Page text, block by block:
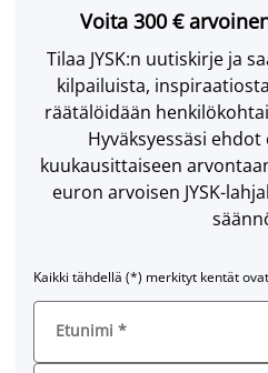
Voita 300 €
Tilaa JYSK:n uutiskirje ja
kilpailuista,
räätälöidään
Hyväksyessäsi
kuukausittaiseen
euron arvoisen JYSK-
Kaikki tähdellä (*) merkityt kentät
Etunimi *